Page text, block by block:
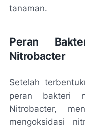
tanaman.
Peran
Nitrobacter
Setelah
peran bakteri
Nitrobacter,
mengoksidasi